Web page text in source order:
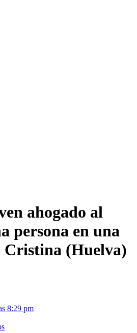
ahogado al
persona en una
Cristina (Huelva)
8:29 pm